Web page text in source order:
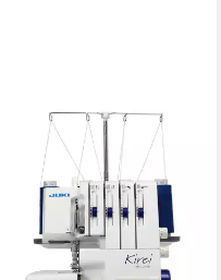
Overlock-Nähmaschine Kirei
MO-214D
Beleuchtung
699,00 € 849,00 €
mtl. in 48 Raten